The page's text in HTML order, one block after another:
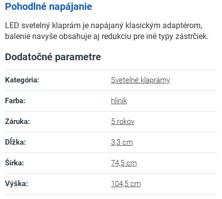
Pohodlné napájanie
LED svetelný klaprám je napájaný klasickým adaptérom,
balenie navyše obsahuje aj redukciu pre iné typy zástrčiek.
Dodatočné parametre
Kategória: Svetelné klaprámy
Farba: hliník
Záruka: 5 rokov
Dĺžka: 3,3 cm
Šírka: 74,5 cm
Výška: 104,5 cm